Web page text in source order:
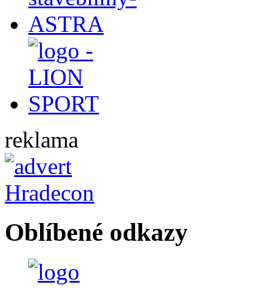
reklama
Oblíbené odkazy